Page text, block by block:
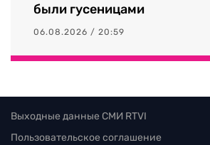
были гусеницами
06.08.2026 / 20:59
Выходные данные СМИ RTVI
Пользовательское соглашение